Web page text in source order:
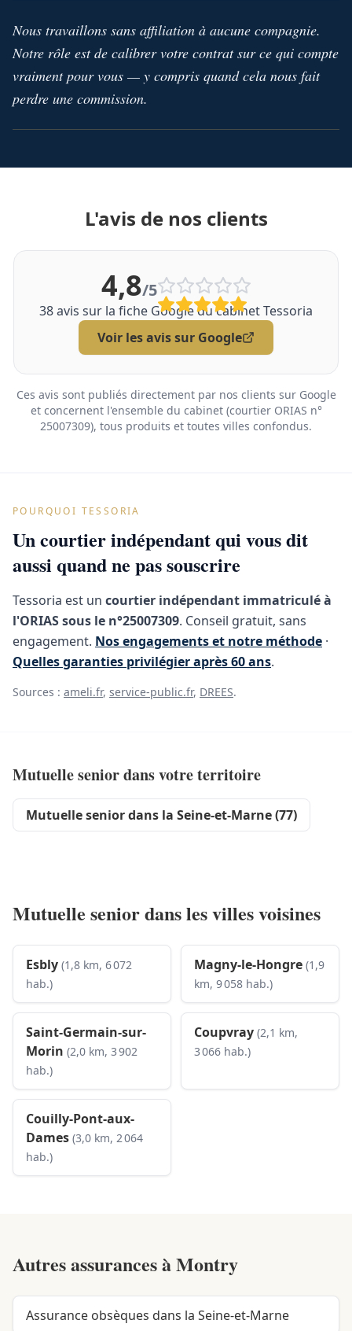
Nous travaillons sans affiliation à aucune compagnie.
Notre rôle est de calibrer votre contrat sur ce qui compte
vraiment pour vous — y compris quand cela nous fait
perdre une commission.
L'avis de nos clients
4,8/5
38avis sur la fiche Google du cabinet Tessoria
Voir les avis sur Google
Ces avis sont publiés directement par nos clients sur Google
et concernent l'ensemble du cabinet (courtier ORIAS n°
25007309), tous produits et toutes villes confondus.
POURQUOI TESSORIA
Un courtier indépendant qui vous dit
aussi quand ne pas souscrire
Tessoria est un courtier indépendant immatriculé à
l'ORIAS sous le n°25007309. Conseil gratuit, sans
engagement. Nos engagements et notre méthode ·
Quelles garanties privilégier après 60 ans.
Sources : ameli.fr, service-public.fr, DREES.
Mutuelle senior dans votre territoire
Mutuelle senior dans la Seine-et-Marne (77)
Mutuelle senior dans les villes voisines
Esbly (1,8 km, 6 072
hab.)
Magny-le-Hongre (1,9
km, 9 058 hab.)
Saint-Germain-sur-
Morin (2,0 km, 3 902
hab.)
Coupvray (2,1 km,
3 066 hab.)
Couilly-Pont-aux-
Dames (3,0 km, 2 064
hab.)
Autres assurances àMontry
Assurance obsèques dans la Seine-et-Marne